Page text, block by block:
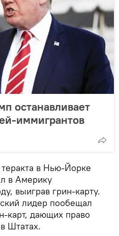
останавливает
иммигрантов
в Нью-Йорке
в Америку
выиграв грин-карту.
лидер пообещал
карт, дающих право
Штатах.